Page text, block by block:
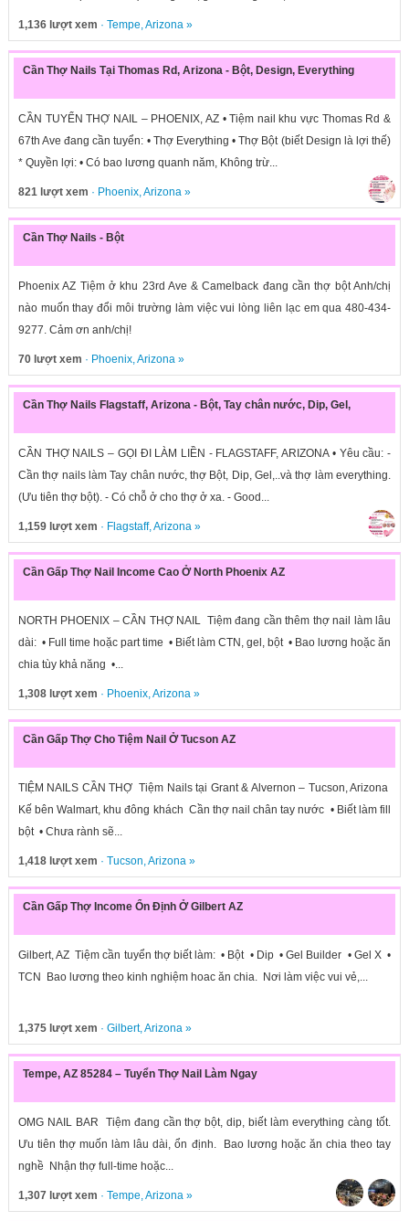
1,136 lượt xem · Tempe,Arizona»
Cần Thợ Nails Tại Thomas Rd, Arizona - Bột, Design, Everything
CẦN TUYỂN THỢ NAIL – PHOENIX, AZ • Tiệm nail khu vực Thomas Rd &
67th Ave đang cần tuyển: • Thợ Everything • Thợ Bột (biết Design là lợi thế)
* Quyền lợi: • Có bao lương quanh năm, Không trừ...
821 lượt xem · Phoenix,Arizona»
Cần Thợ Nails - Bột
Phoenix AZ Tiệm ở khu 23rd Ave & Camelback đang cần thợ bột Anh/chị
nào muốn thay đổi môi trường làm việc vui lòng liên lạc em qua 480-434-
9277. Cảm ơn anh/chị!
70 lượt xem · Phoenix,Arizona»
Cần Thợ Nails Flagstaff, Arizona - Bột, Tay chân nước, Dip, Gel,
CẦN THỢ NAILS – GỌI ĐI LÀM LIỀN - FLAGSTAFF, ARIZONA • Yêu cầu: -
Cần thợ nails làm Tay chân nước, thợ Bột, Dip, Gel,..và thợ làm everything.
(Ưu tiên thợ bột). - Có chỗ ở cho thợ ở xa. - Good...
1,159 lượt xem · Flagstaff,Arizona»
Cần Gấp Thợ Nail Income Cao Ở North Phoenix AZ
NORTH PHOENIX – CẦN THỢ NAIL Tiệm đang cần thêm thợ nail làm lâu
dài: • Full time hoặc part time • Biết làm CTN, gel, bột • Bao lương hoặc ăn
chia tùy khả năng •...
1,308 lượt xem · Phoenix,Arizona»
Cần Gấp Thợ Cho Tiệm Nail Ở Tucson AZ
TIỆM NAILS CẦN THỢ Tiệm Nails tại Grant & Alvernon – Tucson, Arizona
Kế bên Walmart, khu đông khách Cần thợ nail chân tay nước • Biết làm fill
bột • Chưa rành sẽ...
1,418 lượt xem · Tucson,Arizona»
Cần Gấp Thợ Income Ổn Định Ở Gilbert AZ
Gilbert, AZ Tiệm cần tuyển thợ biết làm: • Bột • Dip • Gel Builder • Gel X •
TCN Bao lương theo kinh nghiệm hoac ăn chia. Nơi làm việc vui vẻ,...
1,375 lượt xem · Gilbert,Arizona»
Tempe, AZ 85284 – Tuyển Thợ Nail Làm Ngay
OMG NAIL BAR Tiệm đang cần thợ bột, dip, biết làm everything càng tốt.
Ưu tiên thợ muốn làm lâu dài, ổn định. Bao lương hoặc ăn chia theo tay
nghề Nhận thợ full-time hoặc...
1,307 lượt xem · Tempe,Arizona»